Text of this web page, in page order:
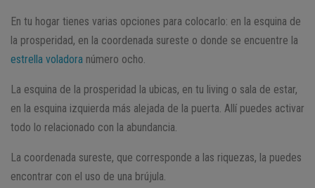
En tu hogar tienes varias opciones para colocarlo: en la esquina de
la prosperidad, en la coordenada sureste o donde se encuentre la
estrella voladora número ocho.
La esquina de la prosperidad la ubicas, en tu living o sala de estar,
en la esquina izquierda más alejada de la puerta. Allí puedes activar
todo lo relacionado con la abundancia.
La coordenada sureste, que corresponde a las riquezas, la puedes
encontrar con el uso de una brújula.